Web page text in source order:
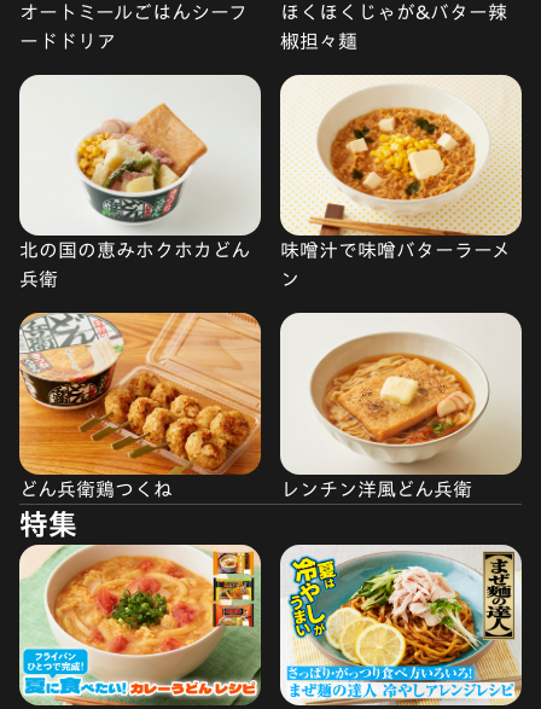
オートミールごはんシーフ
ードドリア
ほくほくじゃが&バター辣
椒担々麺
北の国の恵みホクホカどん
兵衛
味噌汁で味噌バターラーメ
ン
どん兵衛鶏つくね レンチン洋風どん兵衛
特集